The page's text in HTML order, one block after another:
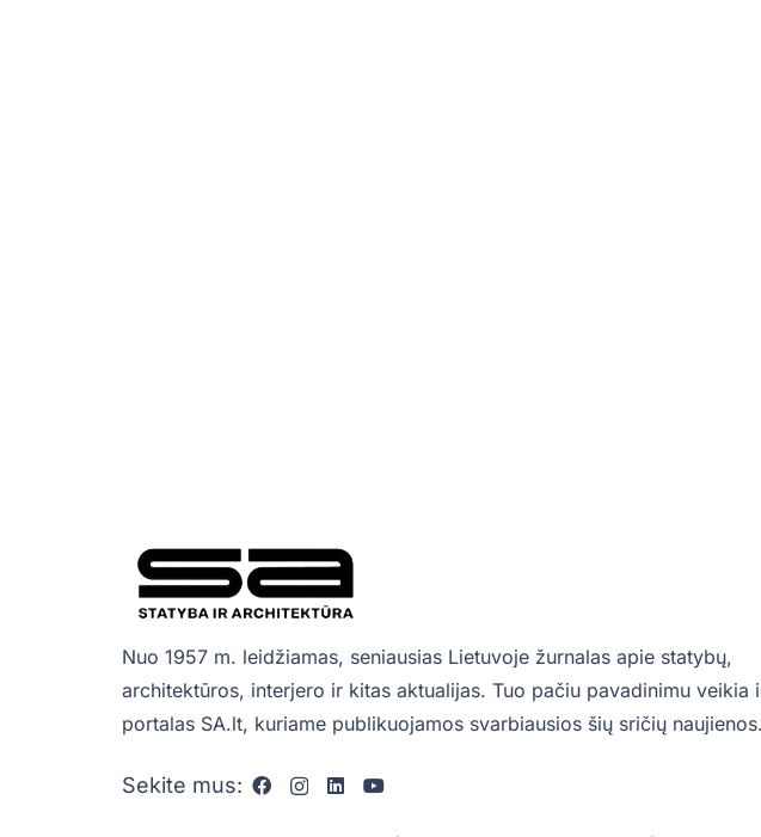
Nuo 1957 m. leidžiamas, seniausias Lietuvoje žurnalas apie statybų,
architektūros, interjero ir kitas aktualijas. Tuo pačiu pavadinimu veikia
portalas SA.lt, kuriame publikuojamos svarbiausios šių sričių naujienos.
Sekite mus: